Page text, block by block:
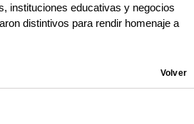
instituciones educativas y negocios
distintivos para rendir homenaje a
Volver